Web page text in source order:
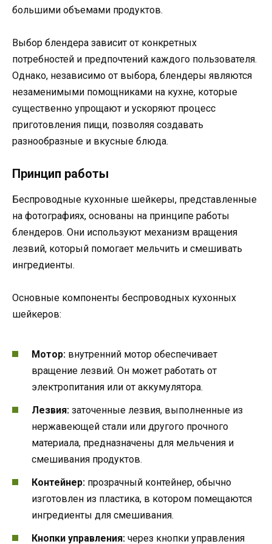
большими объемами продуктов.
Выбор блендера зависит от конкретных
потребностей и предпочтений каждого пользователя.
Однако, независимо от выбора, блендеры являются
незаменимыми помощниками на кухне, которые
существенно упрощают и ускоряют процесс
приготовления пищи, позволяя создавать
разнообразные и вкусные блюда.
Принцип работы
Беспроводные кухонные шейкеры, представленные
на фотографиях, основаны на принципе работы
блендеров. Они используют механизм вращения
лезвий, который помогает мельчить и смешивать
ингредиенты.
Основные компоненты беспроводных кухонных
шейкеров:
Мотор: внутренний мотор обеспечивает
вращение лезвий. Он может работать от
электропитания или от аккумулятора.
Лезвия: заточенные лезвия, выполненные из
нержавеющей стали или другого прочного
материала, предназначены для мельчения и
смешивания продуктов.
Контейнер: прозрачный контейнер, обычно
изготовлен из пластика, в котором помещаются
ингредиенты для смешивания.
Кнопки управления: через кнопки управления